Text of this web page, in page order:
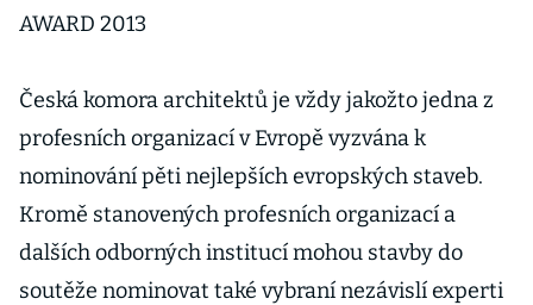
AWARD 2013
Česká komora architektů je vždy jakožto jedna z
profesních organizací v Evropě vyzvána k
nominování pěti nejlepších evropských staveb.
Kromě stanovených profesních organizací a
dalších odborných institucí mohou stavby do
soutěže nominovat také vybraní nezávislí experti